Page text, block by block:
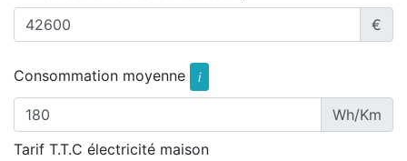
€
Consommation moyenne i
Wh/Km
Tarif T.T.C électricité maison